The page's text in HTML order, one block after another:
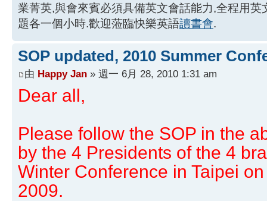
業菁英,與會來賓必須具備英文會話能力,全程用
題各一個小時.歡迎蒞臨快樂英語讀書會.
SOP updated, 2010 Summer
由 Happy Jan » 週一 6月 28, 2010 1:31 am
Dear all,
Please follow the SOP in the
by the 4 Presidents of the 4
Winter Conference in Taipei
2009.